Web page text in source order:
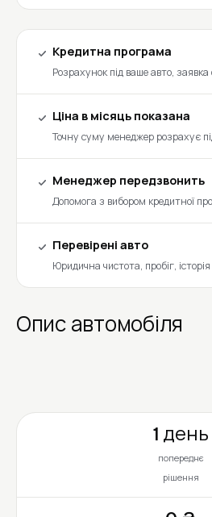
Кредитна програма
Розрахунок під ваше авто,
Ціна в місяць показана
Точну суму менеджер розрахує
Менеджер передзвонить
Допомога з вибором кредитної
Перевірені авто
Юридична чистота, пробіг,
Опис автомобіля
1 день
попереднє
рішення